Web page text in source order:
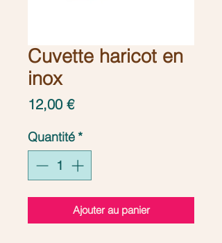
Cuvette haricot en
inox
12,00 €Prix
Quantité*
Ajouter au panier